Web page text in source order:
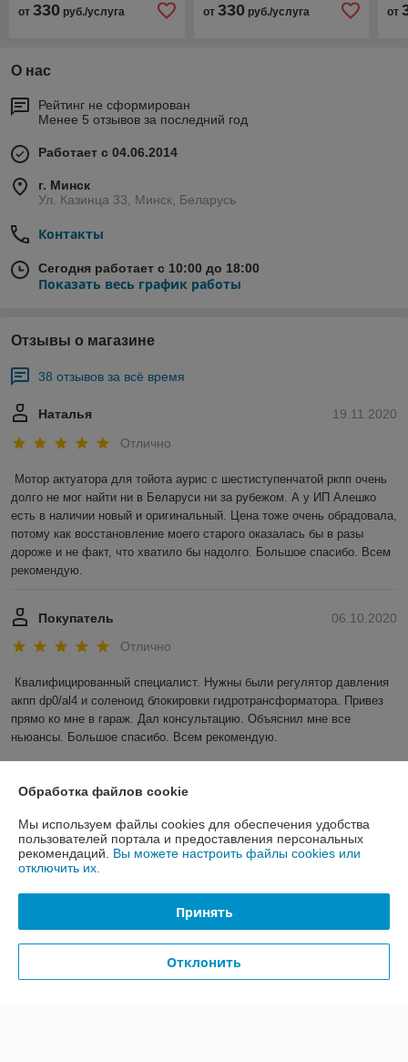
от 330 руб./услуга от 330руб./услуга от
О нас
Рейтинг не сформирован
Менее 5 отзывов за последний год
Работает с 04.06.2014
г. Минск
Ул. Казинца 33, Минск, Беларусь
Контакты
Сегодня работает с 10:00 до 18:00
Показать весь график работы
Отзывы о магазине
38 отзывов за всё время
19.11.2020
Наталья
Отлично
Мотор актуатора для тойота аурис с шестиступенчатой ркпп очень
долго не мог найти ни в Беларуси ни за рубежом. А у ИП Алешко
есть в наличии новый и оригинальный. Цена тоже очень обрадовала,
потому как восстановление моего старого оказалась бы в разы
дороже и не факт, что хватило бы надолго. Большое спасибо. Всем
рекомендую.
06.10.2020
Покупатель
Отлично
Квалифицированный специалист. Нужны были регулятор давления
акпп dp0/al4 и соленоид блокировки гидротрансформатора. Привез
прямо ко мне в гараж. Дал консультацию. Объяснил мне все
ньюансы. Большое спасибо. Всем рекомендую.
О нас
Контакты
Обработка файлов cookie
Мы используем файлы cookies для обеспечения удобства
пользователей портала и предоставления персональных
рекомендаций. Вы можете настроить файлы cookies или
отключить их.
Принять
Отклонить